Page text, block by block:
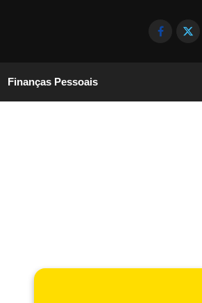
Finanças Pessoais